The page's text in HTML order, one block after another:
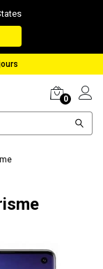
colis
0